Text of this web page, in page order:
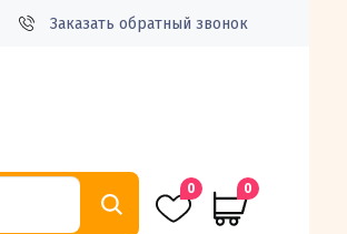
Заказать обратный звонок
0 0